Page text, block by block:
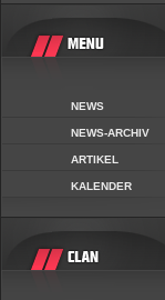
NEWS
NEWS-ARCHIV
ARTIKEL
KALENDER